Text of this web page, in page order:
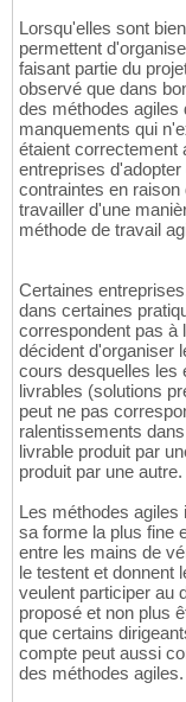
Lorsqu'elles sont
permettent
faisant partie du
observé que dans
des méthodes agiles
manquements qui
étaient correctement
entreprises
contraintes en
travailler d'une
méthode de travail
Certaines
dans certaines
correspondent pas à
décident d'organiser
cours desquelles les
livrables (solutions
peut ne pas
ralentissements
livrable produit par
produit par une autre.
Les méthodes agiles
sa forme la plus fine
entre les mains de
le testent et donnent
veulent participer au
proposé et non plus
que certains
compte peut aussi
des méthodes agiles.